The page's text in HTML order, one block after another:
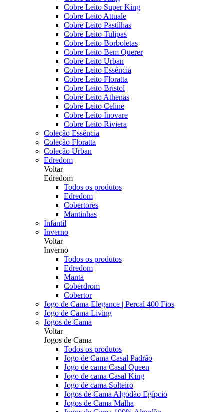
Cobre Leito Super King
Cobre Leito Attuale
Cobre Leito Pastilhas
Cobre Leito Tulipas
Cobre Leito Borboletas
Cobre Leito Bem Querer
Cobre Leito Urban
Cobre Leito Essência
Cobre Leito Floratta
Cobre Leito Bristol
Cobre Leito Athenas
Cobre Leito Celine
Cobre Leito Inovare
Cobre Leito Riviera
Coleção Essência
Coleção Floratta
Coleção Urban
Edredom
Voltar
Edredom
Todos os produtos
Edredom
Cobertores
Mantinhas
Infantil
Inverno
Voltar
Inverno
Todos os produtos
Edredom
Manta
Coberdrom
Cobertor
Jogo de Cama Elegance | Percal 400 Fios
Jogo de Cama Living
Jogos de Cama
Voltar
Jogos de Cama
Todos os produtos
Jogo de Cama Casal Padrão
Jogo de cama Casal Queen
Jogo de cama Casal King
Jogo de cama Solteiro
Jogos de Cama Algodão Egípcio
Jogos de Cama Malha